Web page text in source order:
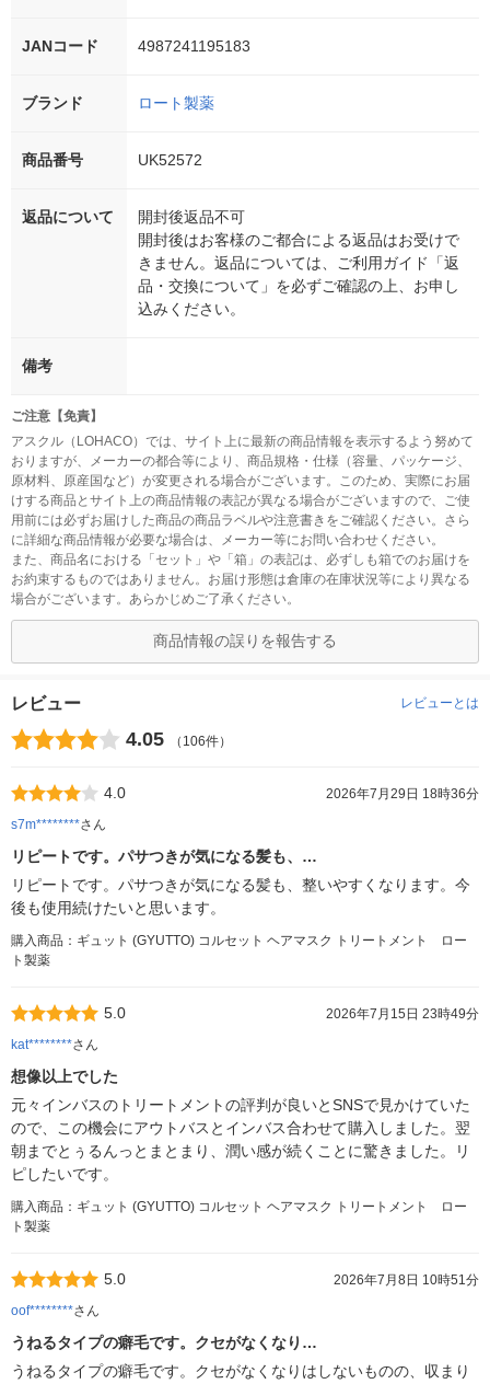
JANコード 4987241195183
ブランド ロート製薬
商品番号 UK52572
返品について
開封後返品不可
開封後はお客様のご都合による返品はお受けで
きません。返品については、ご利用ガイド「返
品・交換について」を必ずご確認の上、お申し
込みください。
備考
ご注意【免責】
アスクル（LOHACO）では、サイト上に最新の商品情報を表示するよう努めて
おりますが、メーカーの都合等により、商品規格・仕様（容量、パッケージ、
原材料、原産国など）が変更される場合がございます。このため、実際にお届
けする商品とサイト上の商品情報の表記が異なる場合がございますので、ご使
用前には必ずお届けした商品の商品ラベルや注意書きをご確認ください。さら
に詳細な商品情報が必要な場合は、メーカー等にお問い合わせください。
また、商品名における「セット」や「箱」の表記は、必ずしも箱でのお届けを
お約束するものではありません。お届け形態は倉庫の在庫状況等により異なる
場合がございます。あらかじめご了承ください。
商品情報の誤りを報告する
レビュー レビューとは
4.05 （106件）
4.0
2026年7月29日 18時36分
s7m********さん
リピートです。パサつきが気になる髪も、…
リピートです。パサつきが気になる髪も、整いやすくなります。今
後も使用続けたいと思います。
購入商品：ギュット (GYUTTO) コルセット ヘアマスク トリートメント ロー
ト製薬
5.0
2026年7月15日 23時49分
kat********さん
想像以上でした
元々インバスのトリートメントの評判が良いとSNSで見かけていた
ので、この機会にアウトバスとインバス合わせて購入しました。翌
朝までとぅるんっとまとまり、潤い感が続くことに驚きました。リ
ピしたいです。
購入商品：ギュット (GYUTTO) コルセット ヘアマスク トリートメント ロー
ト製薬
5.0
2026年7月8日 10時51分
oof********さん
うねるタイプの癖毛です。クセがなくなり…
うねるタイプの癖毛です。クセがなくなりはしないものの、収まり